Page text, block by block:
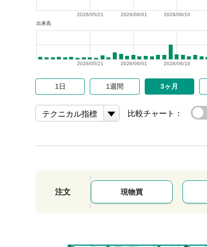
2026/06/10
2026/06/01
2026/05/21
出来高
2026/06/10
2026/06/01
2026/05/21
1日 1週間 3ヶ月
テクニカル指標 比較チャート：
注文 現物買